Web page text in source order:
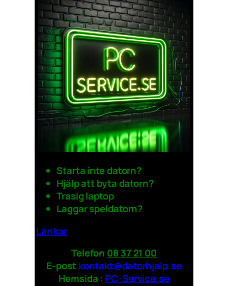
Starta inte datorn?
Hjälp att byta datorn?
Trasig laptop
Laggar speldatorn?
Länkar
Telefon 08 37 21 00
E-post kontakt@datorhjalp.se
Hemsida : PC-Service.se